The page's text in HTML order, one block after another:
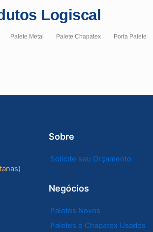
Logiscal
Palete Metal Palete Chapatex Porta Palete
Sobre
Solicite seu Orçamento
Negócios
Paletes Novos
Paletes e Chapatex Usados